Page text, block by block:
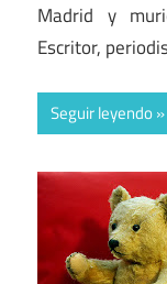
Madrid y
Escritor,
Seguir leyendo